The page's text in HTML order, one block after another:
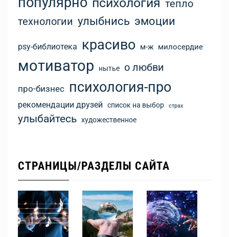
тепло
технологии улыбнись эмоции
psy-библиотека красиво м-ж милосердие
мотиватор нытье о любви
про-бизнес психология-про
рекомендации друзей список на выбор страх
улыбайтесь художественное
СТРАНИЦЫ/РАЗДЕЛЫ САЙТА